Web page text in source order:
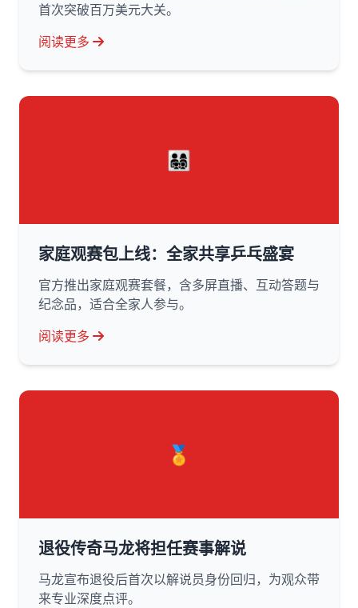
首次突破百万美元大关。
阅读更多
👨‍👩‍👧‍👦
家庭观赛包上线：全家共享乒乓盛宴
官方推出家庭观赛套餐，含多屏直播、互动答题与
纪念品，适合全家人参与。
阅读更多
🏅
退役传奇马龙将担任赛事解说
马龙宣布退役后首次以解说员身份回归，为观众带
来专业深度点评。